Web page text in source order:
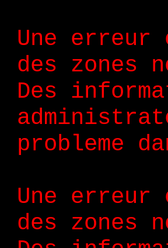
Une
des zones
Des
probleme
Une
des zones